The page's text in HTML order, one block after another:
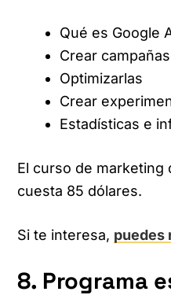
Qué es Google
Crear campañas
Optimizarlas
Crear
Estadísticas e
El curso de marketing
cuesta 85 dólares.
Si te interesa, puedes
8. Programa